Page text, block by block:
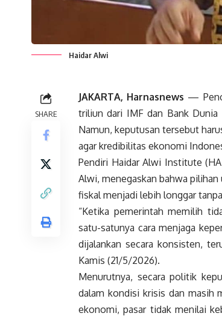
Haidar Alwi
SHARE
JAKARTA, Harnasnews —
triliun dari IMF dan Bank Dunia
Namun, keputusan tersebut
agar kredibilitas ekonomi
Pendiri Haidar Alwi Institute
Alwi, menegaskan bahwa
fiskal menjadi lebih longgar
“Ketika pemerintah memilih
satu-satunya cara menjaga
dijalankan secara konsisten,
Kamis (21/5/2026).
Menurutnya, secara politik
dalam kondisi krisis dan masih
ekonomi, pasar tidak menilai